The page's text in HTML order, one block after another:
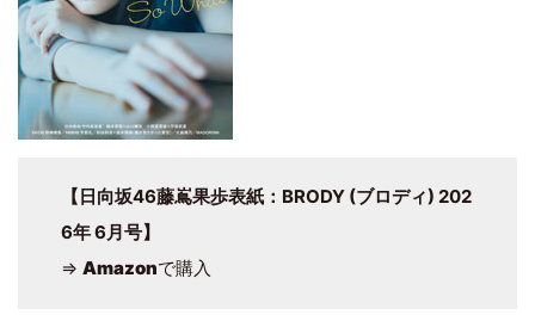
【日向坂46藤嶌果歩表紙：BRODY (ブロディ) 202
6年 6月号】
⇒ Amazonで購入